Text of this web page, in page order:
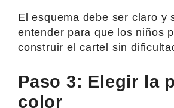
El esquema debe ser claro y
entender para que los niños
construir el cartel sin
Paso 3: Elegir la
color